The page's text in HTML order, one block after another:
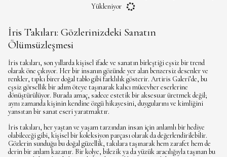
Renk Seçimi 3 Ra İris Kolye İris Seçimi
Yükleniyor
İris Takıları: Gözlerinizdeki Sanatın
Ölümsüzleşmesi
İris takıları, son yıllarda kişisel ifade ve sanatın birleştiği eşsiz bir trend
olarak öne çıkıyor. Her bir insanın gözünde yer alan benzersiz desenler ve
renkler, tıpkı birer doğal tablo gibi farklılık gösterir. Artiris Galeri’de, bu
eşsiz görsellik bir adım öteye taşınarak kalıcı mücevher eserlerine
dönüştürülüyor. Burada amaç, sadece estetik bir aksesuar üretmek değil;
aynı zamanda kişinin kendine özgü hikayesini, duygularını ve kimliğini
yansıtan bir sanat eseri yaratmaktır.
İris takıları, her yaştan ve yaşam tarzından insan için anlamlı bir hediye
olabileceği gibi, kişisel bir koleksiyon parçası olarak da değerlendirilebilir.
Gözlerin sunduğu bu doğal güzellik, takılara taşınarak hem zarafet hem de
derin bir anlam kazanır. Bir kolye, bilezik ya da yüzük aracılığıyla taşınan bu